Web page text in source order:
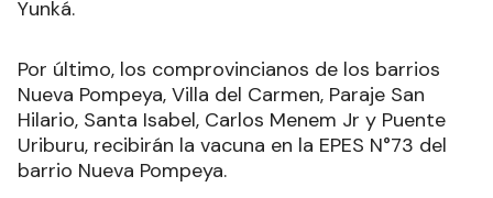
Yunká.
Por último, los comprovincianos de los barrios
Nueva Pompeya, Villa del Carmen, Paraje San
Hilario, Santa Isabel, Carlos Menem Jr y Puente
Uriburu, recibirán la vacuna en la EPES N°73 del
barrio Nueva Pompeya.